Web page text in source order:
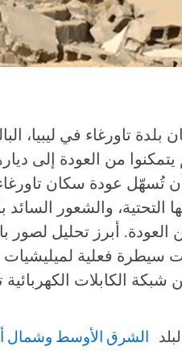
من العودة إلى
تُسهّل عودة سكان
التحتية، والشعور
شبكة الكابلات
الشرق الأوسط وشمال